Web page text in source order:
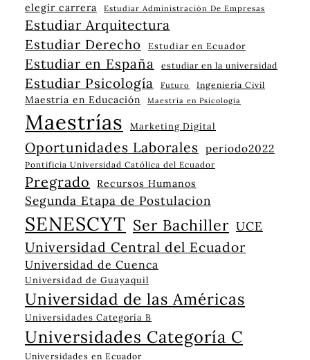
elegir carrera Estudiar Administración De Empresas
Estudiar Arquitectura
Estudiar Derecho
Estudiar en Ecuador
Estudiar en España estudiar en la universidad
Estudiar Psicología Futuro Ingeniería Civil
Maestría en Educación Maestría en Psicología
Maestrías Marketing Digital
Oportunidades Laborales periodo2022
Pontificia Universidad Católica del Ecuador
Pregrado Recursos Humanos
Segunda Etapa de Postulacion
SENESCYT Ser Bachiller UCE
Universidad Central del Ecuador
Universidad de Cuenca
Universidad de Guayaquil
Universidad de las Américas
Universidades Categoría B
Universidades Categoría C
Universidades en Ecuador